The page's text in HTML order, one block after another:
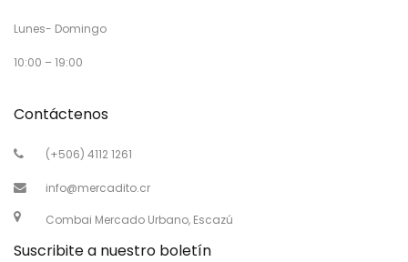
Lunes- Domingo
10:00 – 19:00
Contáctenos
(+506) 4112 1261
info@mercadito.cr
Combai Mercado Urbano, Escazú
Suscribite a nuestro boletín